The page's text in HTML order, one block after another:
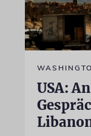
USA: